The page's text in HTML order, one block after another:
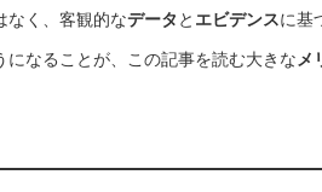
なく、客観的なデータ と エビデンスに基
なることが、この記事を読む大きな メ